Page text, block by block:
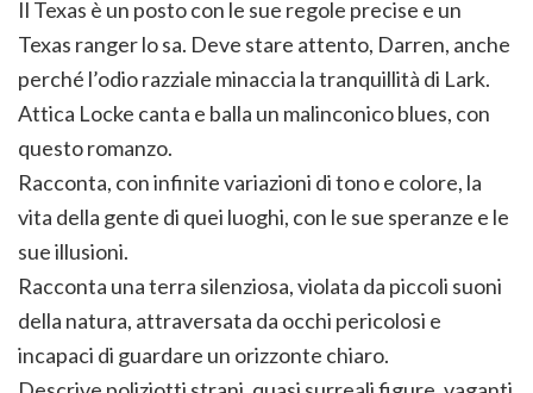
Il Texas è un posto con le sue regole precise e un
Texas ranger lo sa. Deve stare attento, Darren, anche
perché l’odio razziale minaccia la tranquillità di Lark.
Attica Locke canta e balla un malinconico blues, con
questo romanzo.
Racconta, con infinite variazioni di tono e colore, la
vita della gente di quei luoghi, con le sue speranze e le
sue illusioni.
Racconta una terra silenziosa, violata da piccoli suoni
della natura, attraversata da occhi pericolosi e
incapaci di guardare un orizzonte chiaro.